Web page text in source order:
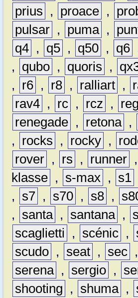
prius
, proace ,
pulsar , puma ,
q4 , q5 , q50 , q6
,
qubo , quoris ,
,
r6 , r8 , ralliart ,
rav4 , rc , rcz ,
renegade , retona ,
,
rocks , rocky ,
rover , rs , runner ,
klasse , s-max , s1
,
s7 , s70 , s8 ,
,
santa , santana ,
scaglietti
, scénic ,
scudo , seat , sec ,
serena , sergio ,
shooting
, shuma ,